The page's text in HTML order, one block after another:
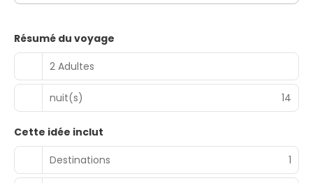
Résumé du voyage
2 Adultes
nuit(s) 14
Cette idée inclut
Destinations
1